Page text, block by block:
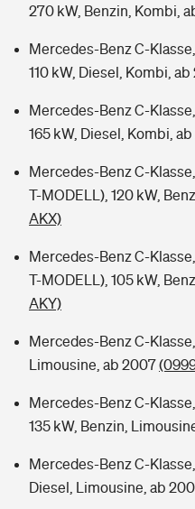
270 kW, Benzin, Kombi,
Mercedes-Benz C-
110 kW, Diesel, Kombi,
Mercedes-Benz C-
165 kW, Diesel, Kombi,
Mercedes-Benz C-
T-MODELL), 120 kW,
AKX)
Mercedes-Benz C-
T-MODELL), 105 kW,
AKY)
Mercedes-Benz C-
Limousine, ab 2007
Mercedes-Benz C-
135 kW, Benzin,
Mercedes-Benz C-
Diesel, Limousine, ab